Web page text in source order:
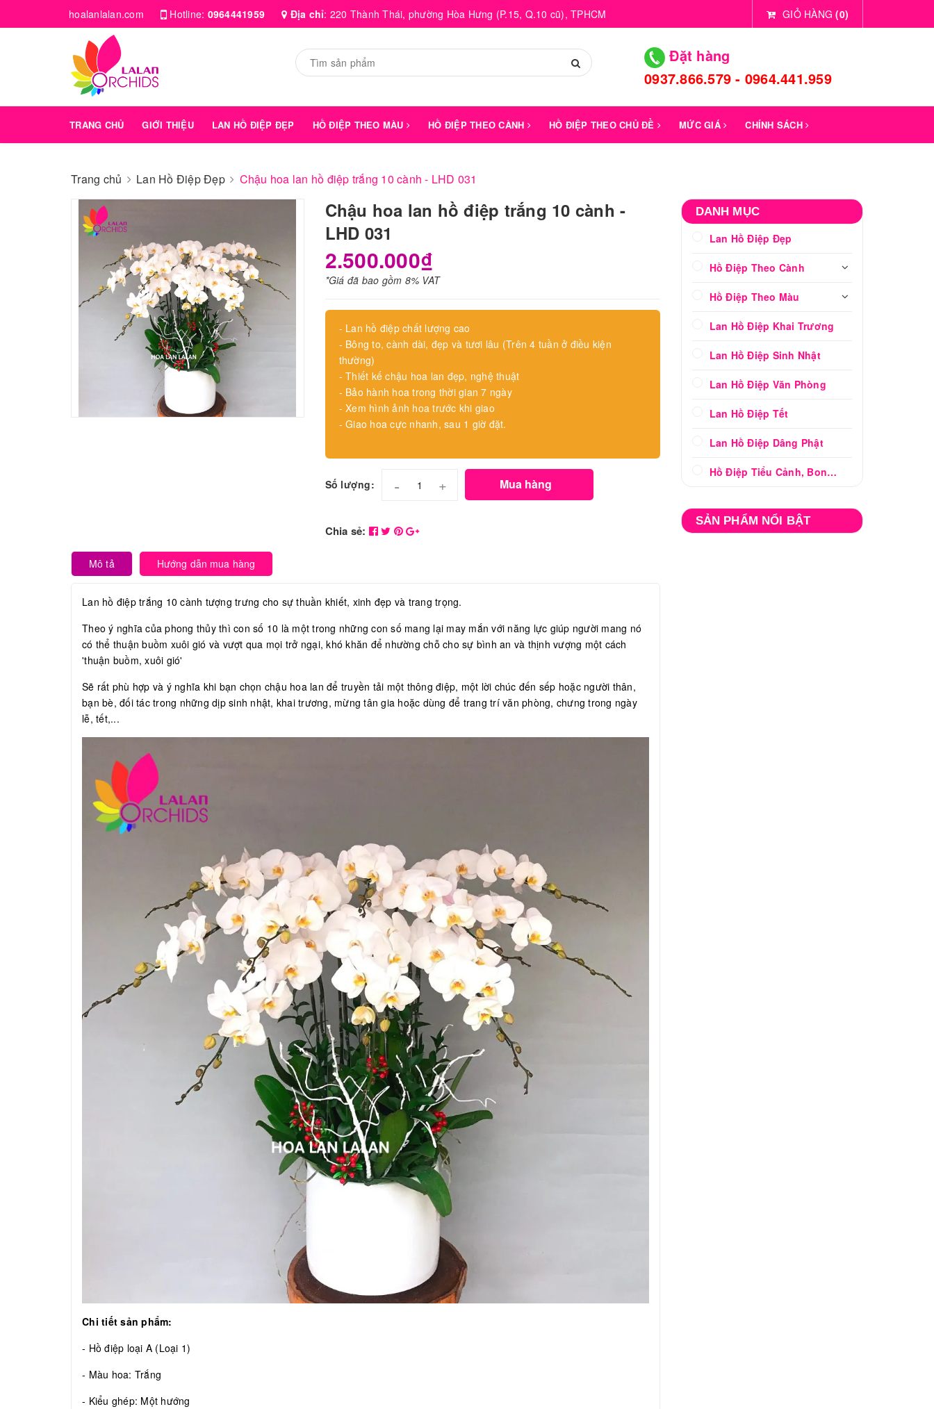
hoalanlalan.com Hotline: 0964441959 Địa chỉ: 220 Thành Thái, phường Hòa Hưng (P.15, Q.10 cũ), TPHCM GIỎ HÀNG (0)
Đặt hàng
0937.866.579 - 0964.441.959
TRANG CHỦ GIỚI THIỆU LAN HỒ ĐIỆP ĐẸP HỒ ĐIỆP THEO MÀU HỒ ĐIỆP THEO CÀNH HỒ ĐIỆP THEO CHỦ ĐỀ MỨC GIÁ CHÍNH SÁCH
Trang chủ Lan Hồ Điệp Đẹp Chậu hoa lan hồ điệp trắng 10 cành - LHD 031
Chậu hoa lan hồ điệp trắng 10 cành -
LHD 031
2.500.000₫
*Giá đã bao gồm 8% VAT
- Lan hồ điệp chất lượng cao
- Bông to, cành dài, đẹp và tươi lâu (Trên 4 tuần ở điều kiện
thường)
- Thiết kế chậu hoa lan đẹp, nghệ thuật
- Bảo hành hoa trong thời gian 7 ngày
- Xem hình ảnh hoa trước khi giao
- Giao hoa cực nhanh, sau 1 giờ đặt.
Số lượng: - + Mua hàng
Chia sẻ:
Mô tả Hướng dẫn mua hàng
Lan hồ điệp trắng 10 cành tượng trưng cho sự thuần khiết, xinh đẹp và trang trọng.
Theo ý nghĩa của phong thủy thì con số 10 là một trong những con số mang lại may mắn với năng lực giúp người mang nó
có thể thuận buồm xuôi gió và vượt qua mọi trở ngại, khó khăn để nhường chỗ cho sự bình an và thịnh vượng một cách
'thuận buồm, xuôi gió'
Sẽ rất phù hợp và ý nghĩa khi bạn chọn chậu hoa lan để truyền tải một thông điệp, một lời chúc đến sếp hoặc người thân,
bạn bè, đối tác trong những dịp sinh nhật, khai trương, mừng tân gia hoặc dùng để trang trí văn phòng, chưng trong ngày
lễ, tết,...
Chi tiết sản phẩm:
- Hồ điệp loại A (Loại 1)
- Màu hoa: Trắng
- Kiểu ghép: Một hướng
DANH MỤC
Lan Hồ Điệp Đẹp
Hồ Điệp Theo Cành
Hồ Điệp Theo Màu
Lan Hồ Điệp Khai Trương
Lan Hồ Điệp Sinh Nhật
Lan Hồ Điệp Văn Phòng
Lan Hồ Điệp Tết
Lan Hồ Điệp Dâng Phật
Hồ Điệp Tiểu Cảnh, Bonsai
SẢN PHẨM NỔI BẬT